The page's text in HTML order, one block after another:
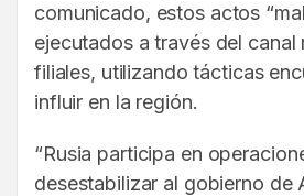
comunicado, estos actos
ejecutados a través del canal
filiales, utilizando tácticas
influir en la región.
“Rusia participa en
desestabilizar al gobierno de